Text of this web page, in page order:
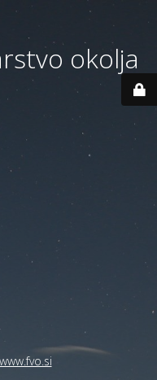
okolja
www.fvo.si